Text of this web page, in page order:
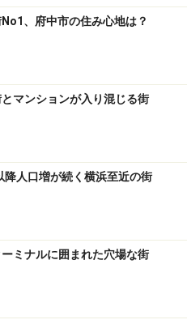
、府中市の住み心地は？
マンションが入り混じる街
降人口増が続く横浜至近の街
ミナルに囲まれた穴場な街